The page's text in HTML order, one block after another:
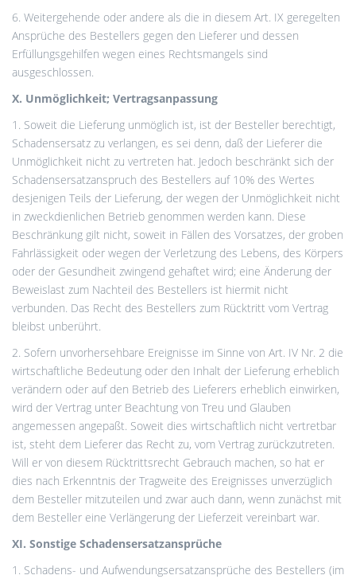
6. Weitergehende oder andere als die in diesem Art. IX geregelten
Ansprüche des Bestellers gegen den Lieferer und dessen
Erfüllungsgehilfen wegen eines Rechtsmangels sind
ausgeschlossen.
X. Unmöglichkeit; Vertragsanpassung
1. Soweit die Lieferung unmöglich ist, ist der Besteller berechtigt,
Schadensersatz zu verlangen, es sei denn, daß der Lieferer die
Unmöglichkeit nicht zu vertreten hat. Jedoch beschränkt sich der
Schadensersatzanspruch des Bestellers auf 10% des Wertes
desjenigen Teils der Lieferung, der wegen der Unmöglichkeit nicht
in zweckdienlichen Betrieb genommen werden kann. Diese
Beschränkung gilt nicht, soweit in Fällen des Vorsatzes, der groben
Fahrlässigkeit oder wegen der Verletzung des Lebens, des Körpers
oder der Gesundheit zwingend gehaftet wird; eine Änderung der
Beweislast zum Nachteil des Bestellers ist hiermit nicht
verbunden. Das Recht des Bestellers zum Rücktritt vom Vertrag
bleibst unberührt.
2. Sofern unvorhersehbare Ereignisse im Sinne von Art. IV Nr. 2 die
wirtschaftliche Bedeutung oder den Inhalt der Lieferung erheblich
verändern oder auf den Betrieb des Lieferers erheblich einwirken,
wird der Vertrag unter Beachtung von Treu und Glauben
angemessen angepaßt. Soweit dies wirtschaftlich nicht vertretbar
ist, steht dem Lieferer das Recht zu, vom Vertrag zurückzutreten.
Will er von diesem Rücktrittsrecht Gebrauch machen, so hat er
dies nach Erkenntnis der Tragweite des Ereignisses unverzüglich
dem Besteller mitzuteilen und zwar auch dann, wenn zunächst mit
dem Besteller eine Verlängerung der Lieferzeit vereinbart war.
XI. Sonstige Schadensersatzansprüche
1. Schadens- und Aufwendungsersatzansprüche des Bestellers (im